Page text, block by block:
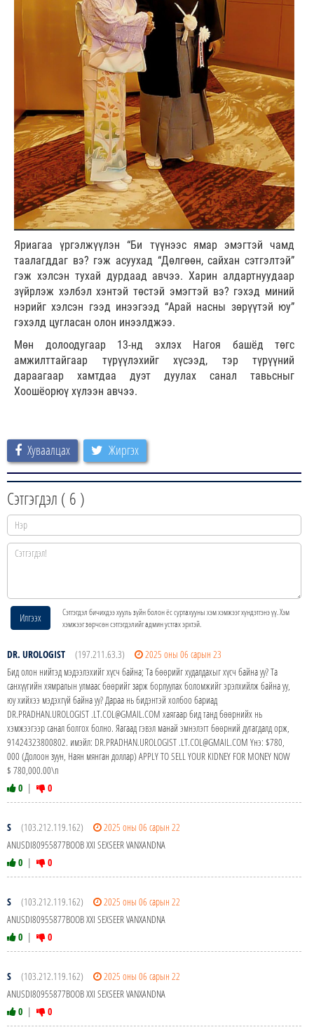
Яриагаа үргэлжүүлэн “Би түүнээс ямар эмэгтэй чамд
таалагддаг вэ? гэж асуухад “Дөлгөөн, сайхан сэтгэлтэй”
гэж хэлсэн тухай дурдаад авчээ. Харин алдартнуудаар
зүйрлэж хэлбэл хэнтэй төстэй эмэгтэй вэ? гэхэд миний
нэрийг хэлсэн гээд инээгээд “Арай насны зөрүүтэй юу”
гэхэлд цугласан олон инээлджээ.
Мөн долоодугаар 13-нд эхлэх Нагоя башёд төгс
амжилттайгаар түрүүлэхийг хүсээд, тэр түрүүний
дараагаар хамтдаа дуэт дуулах санал тавьсныг
Хоошёорюү хүлээн авчээ.
Хуваалцах Жиргэх
Сэтгэгдэл ( 6 )
Илгээх
Сэтгэгдэл бичихдээ хууль зүйн болон ёс суртахууны хэм хэмжээг хүндэтгэнэ үү. Хэм
хэмжээг зөрчсөн сэтгэгдэлийг админ устгах эрхтэй.
DR. UROLOGIST (197.211.63.3)
2025 оны 06 сарын 23
Бид олон нийтэд мэдээлэхийг хүсч байна; Та бөөрийг худалдахыг хүсч байна уу? Та
санхүүгийн хямралын улмаас бөөрийг зарж борлуулах боломжийг эрэлхийлж байна уу,
юу хийхээ мэдэхгүй байна уу? Дараа нь бидэнтэй холбоо бариад
DR.PRADHAN.UROLOGIST .LT.COL@GMAIL.COM хаягаар бид танд бөөрнийх нь
хэмжээгээр санал болгох болно. Яагаад гэвэл манай эмнэлэгт бөөрний дутагдалд орж,
91424323800802. имэйл: DR.PRADHAN.UROLOGIST .LT.COL@GMAIL.COM Yнэ: $780,
000 (Долоон зуун, Наян мянган доллар) APPLY TO SELL YOUR KIDNEY FOR MONEY NOW
$ 780,000.00\n
0 | 0
S (103.212.119.162)
2025 оны 06 сарын 22
ANUSDI80955877BOOB XXI SEXSEER VANXANDNA
0 | 0
S (103.212.119.162)
2025 оны 06 сарын 22
ANUSDI80955877BOOB XXI SEXSEER VANXANDNA
0 | 0
S (103.212.119.162)
2025 оны 06 сарын 22
ANUSDI80955877BOOB XXI SEXSEER VANXANDNA
0 | 0